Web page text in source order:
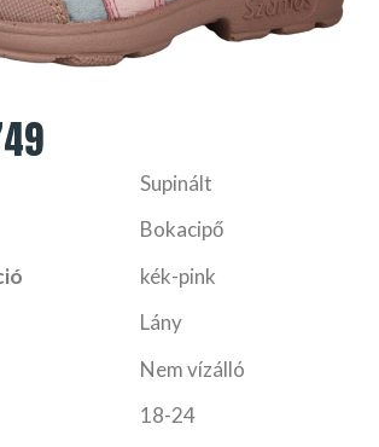
Supinált
Bokacipő
kék-pink
Lány
Nem vízálló
18-24